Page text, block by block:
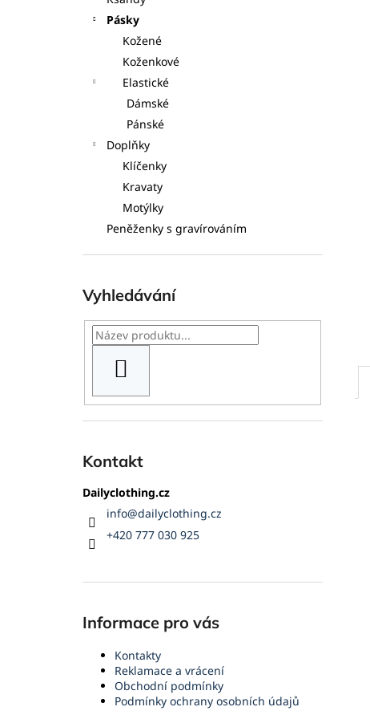
Pásky
Kožené
Koženkové
Elastické
Dámské
Pánské
Doplňky
Klíčenky
Kravaty
Motýlky
Peněženky s gravírováním
Vyhledávání
Kontakt
Dailyclothing.cz
info@dailyclothing.cz
+420 777 030 925
Informace pro vás
Kontakty
Reklamace a vrácení
Obchodní podmínky
Podmínky ochrany osobních údajů